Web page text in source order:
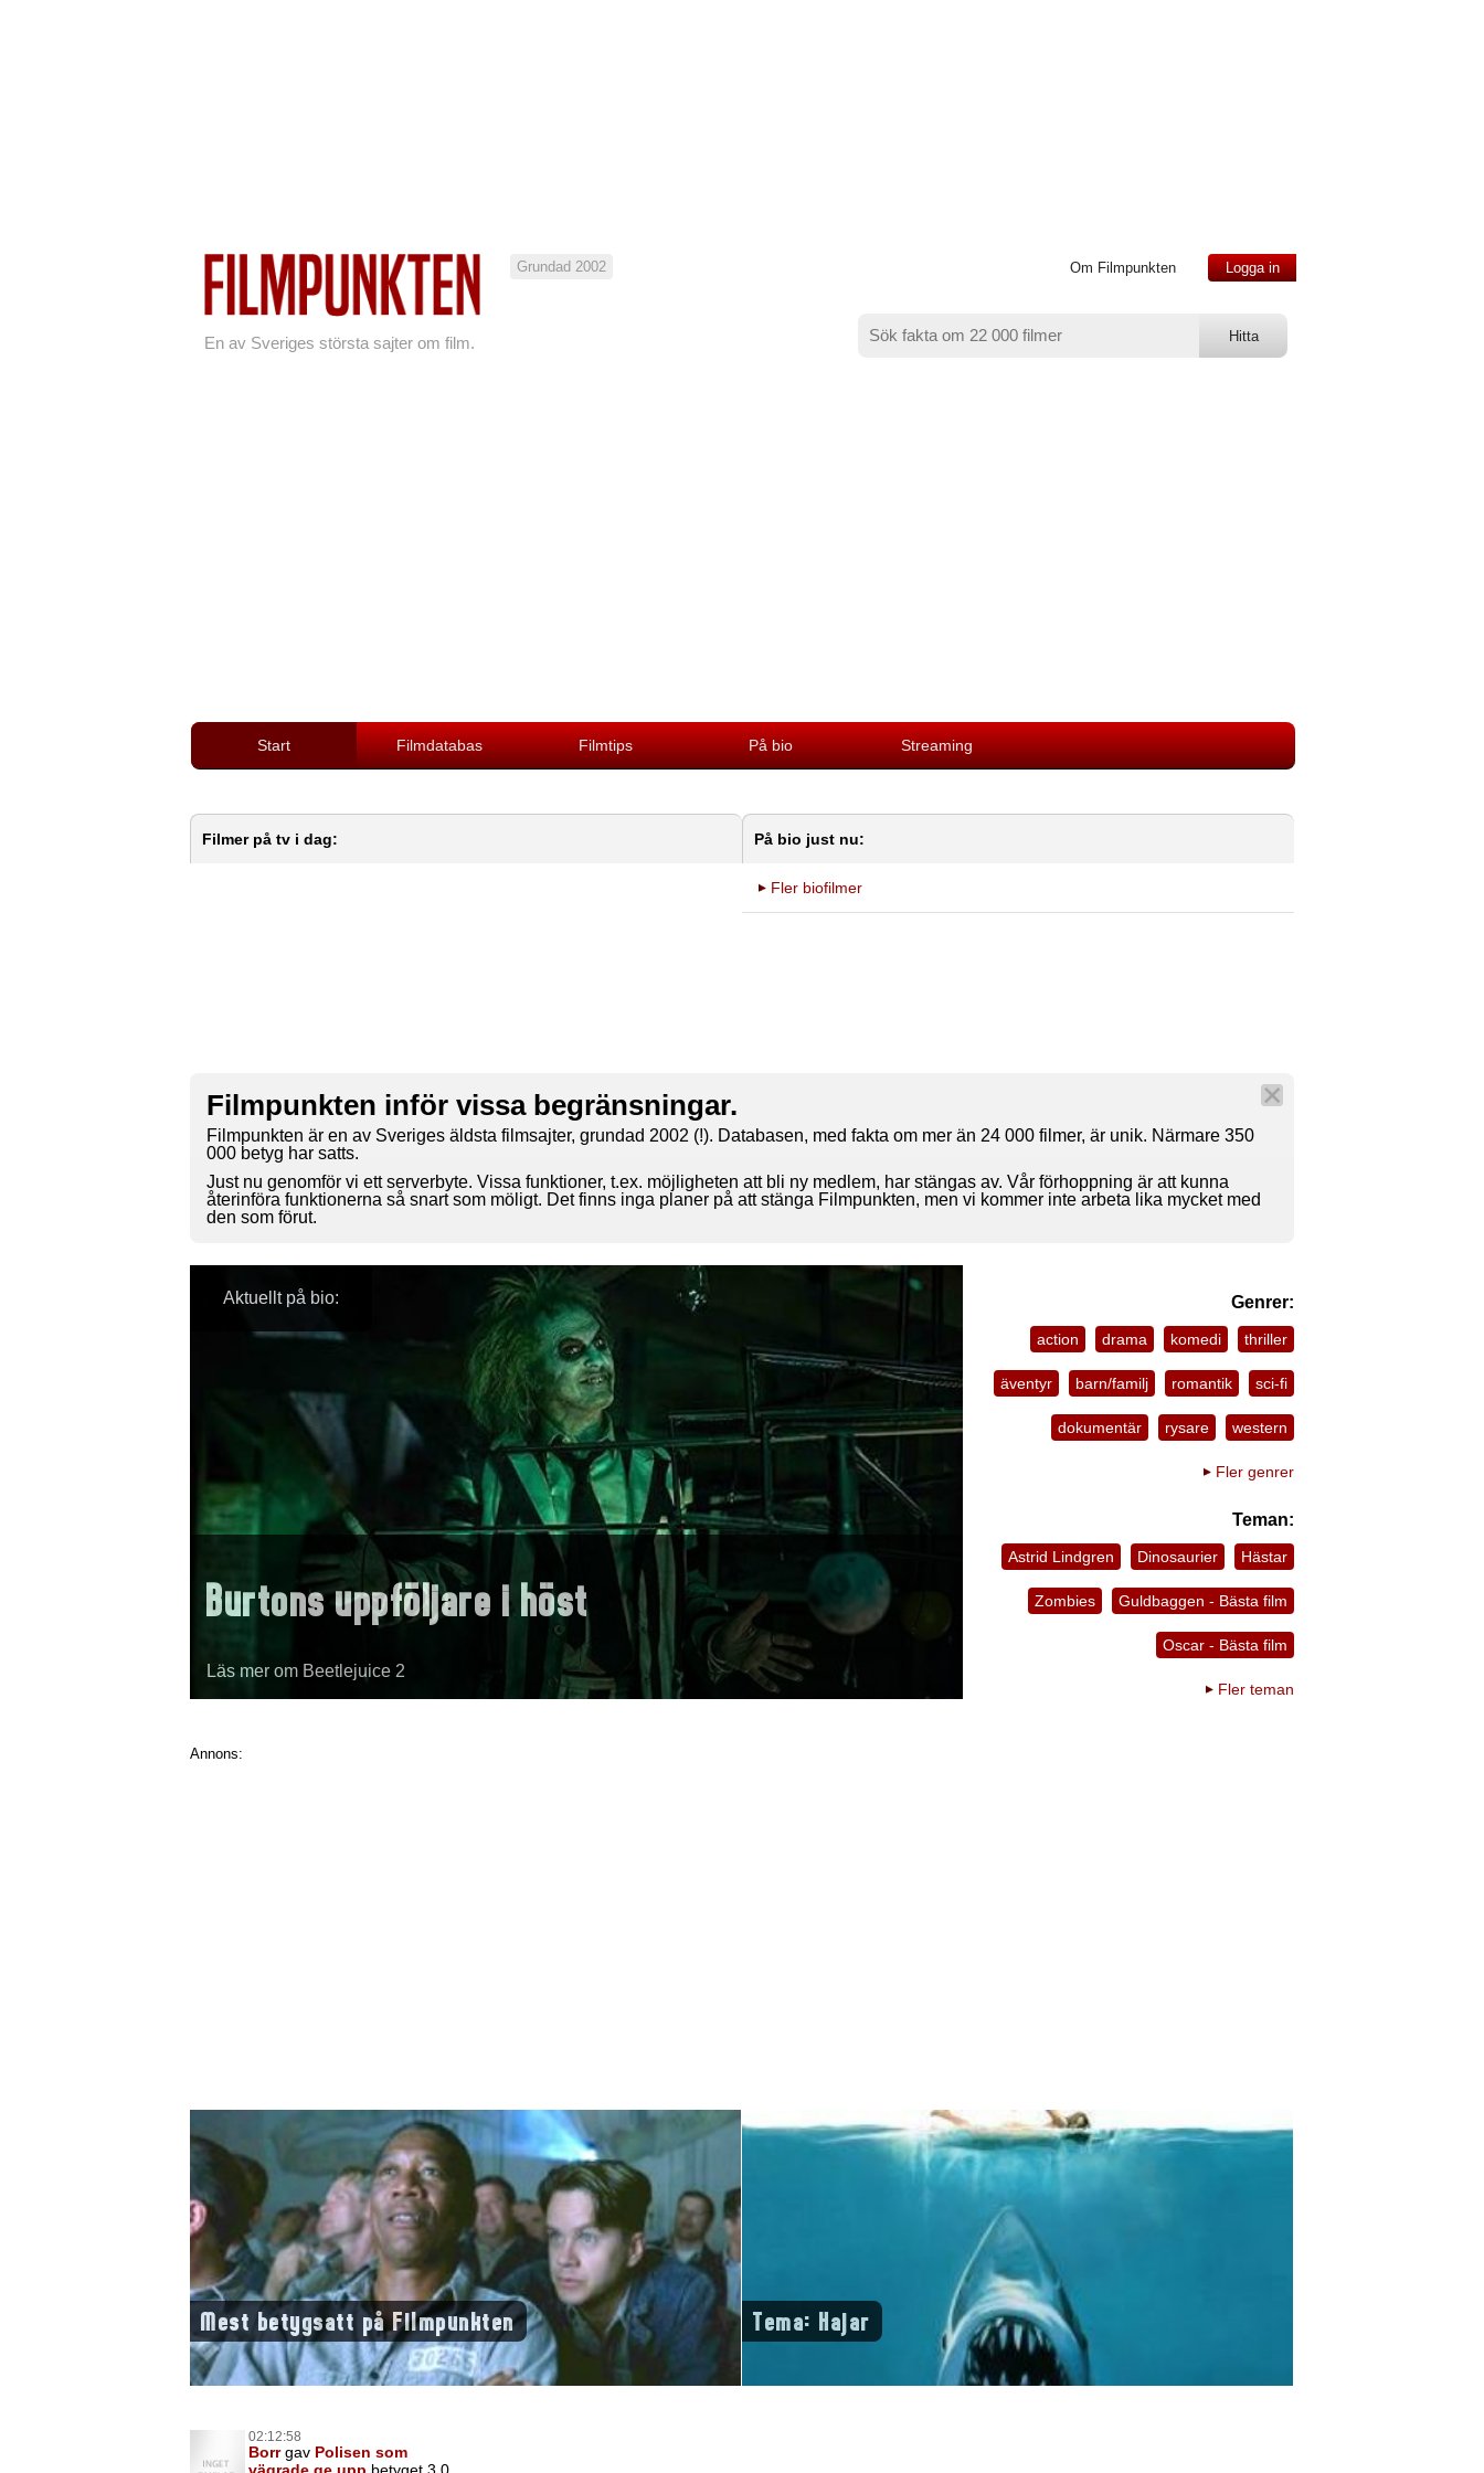
En av Sveriges största sajter om film.
Grundad 2002 Om Filmpunkten Logga in
Start Filmdatabas Filmtips På bio Streaming
Filmer på tv i dag: På bio just nu:
Fler biofilmer
Filmpunkten inför vissa begränsningar.
Filmpunkten är en av Sveriges äldsta filmsajter, grundad 2002 (!). Databasen, med fakta om mer än 24 000 filmer, är unik. Närmare 350
000 betyg har satts.
Just nu genomför vi ett serverbyte. Vissa funktioner, t.ex. möjligheten att bli ny medlem, har stängas av. Vår förhoppning är att kunna
återinföra funktionerna så snart som möligt. Det finns inga planer på att stänga Filmpunkten, men vi kommer inte arbeta lika mycket med
den som förut.
Aktuellt på bio:
Burtons uppföljare i höst
Läs mer om Beetlejuice 2
Genrer:
action drama komedi thriller
äventyr barn/familj romantik sci-fi
dokumentär rysare western
Fler genrer
Teman:
Astrid Lindgren Dinosaurier Hästar
Zombies Guldbaggen - Bästa film
Oscar - Bästa film
Fler teman
Annons:
Mest betygsatt på Filmpunkten Tema: Hajar
02:12:58
Borrgav Polisen som
vägrade ge upp betyget 3,0